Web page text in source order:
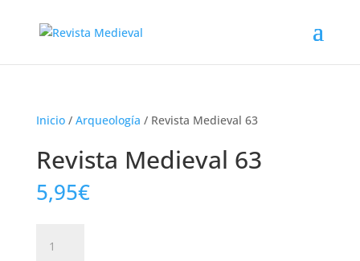
Inicio/ Arqueología / Revista Medieval 63
Revista Medieval 63
5,95€
Medieval